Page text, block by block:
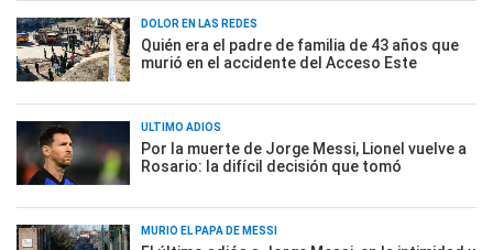
DOLOR EN LAS REDES
Quién era el padre de familia de 43 años que
murió en el accidente del Acceso Este
ÚLTIMO ADIÓS
Por la muerte de Jorge Messi, Lionel vuelve a
Rosario: la difícil decisión que tomó
MURIÓ EL PAPÁ DE MESSI